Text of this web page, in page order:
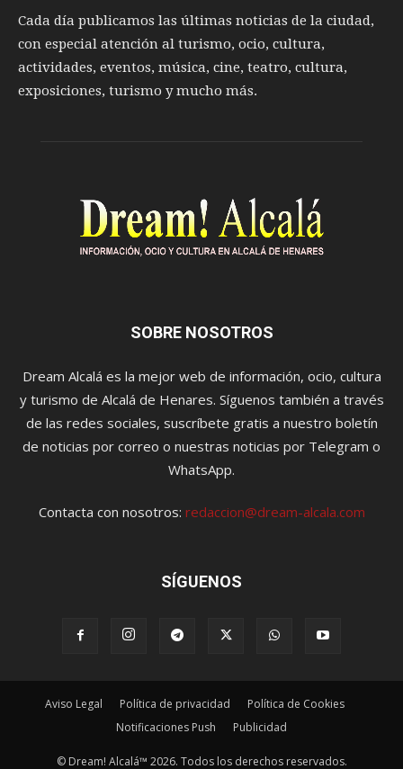
Cada día publicamos las últimas noticias de la ciudad,
con especial atención al turismo, ocio, cultura,
actividades, eventos, música, cine, teatro, cultura,
exposiciones, turismo y mucho más.
SOBRE NOSOTROS
Dream Alcalá es la mejor web de información, ocio, cultura
y turismo de Alcalá de Henares. Síguenos también a través
de las redes sociales, suscríbete gratis a nuestro boletín
de noticias por correo o nuestras noticias por Telegram o
WhatsApp.
Contacta con nosotros: redaccion@dream-alcala.com
SÍGUENOS
Aviso Legal Política de privacidad
Política de Cookies
Notificaciones Push
Publicidad
© Dream! Alcalá™ 2026. Todos los derechos reservados.